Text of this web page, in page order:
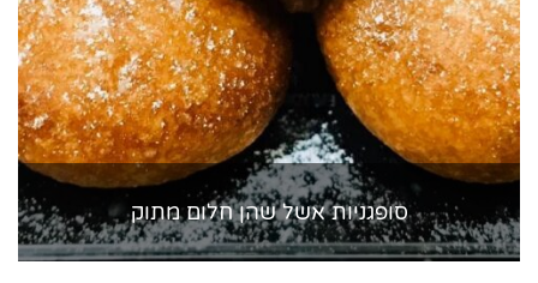
סופגניות אשל שהן חלום מתוק